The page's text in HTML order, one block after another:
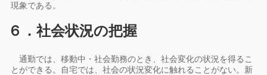
現象である。
６．社会状況の把握
通勤では、移動中・社会勤務のとき、社会変化の状況を得るこ
とができる。自宅では、社会の状況変化に触れることがない。新